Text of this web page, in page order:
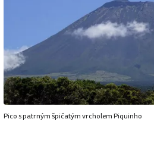
Pico s patrným špičatým vrcholem Piquinho